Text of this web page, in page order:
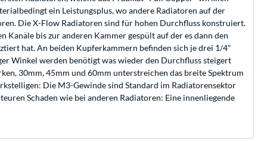
ein Leistungsplus, wo andere Radiatoren auf der
Die X-Flow Radiatoren sind für hohen Durchfluss konstruiert.
bis zur anderen Kammer gespült auf der es dann den
hat. An beiden Kupferkammern befinden sich je drei 1/4"
Winkel werden benötigt was wieder den Durchfluss steigert
30mm, 45mm und 60mm unterstreichen das breite Spektrum
Die M3-Gewinde sind Standard im Radiatorensektor
Schaden wie bei anderen Radiatoren: Eine innenliegende